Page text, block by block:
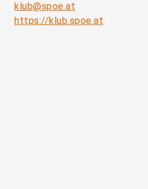
klub@spoe.at
https://klub.spoe.at